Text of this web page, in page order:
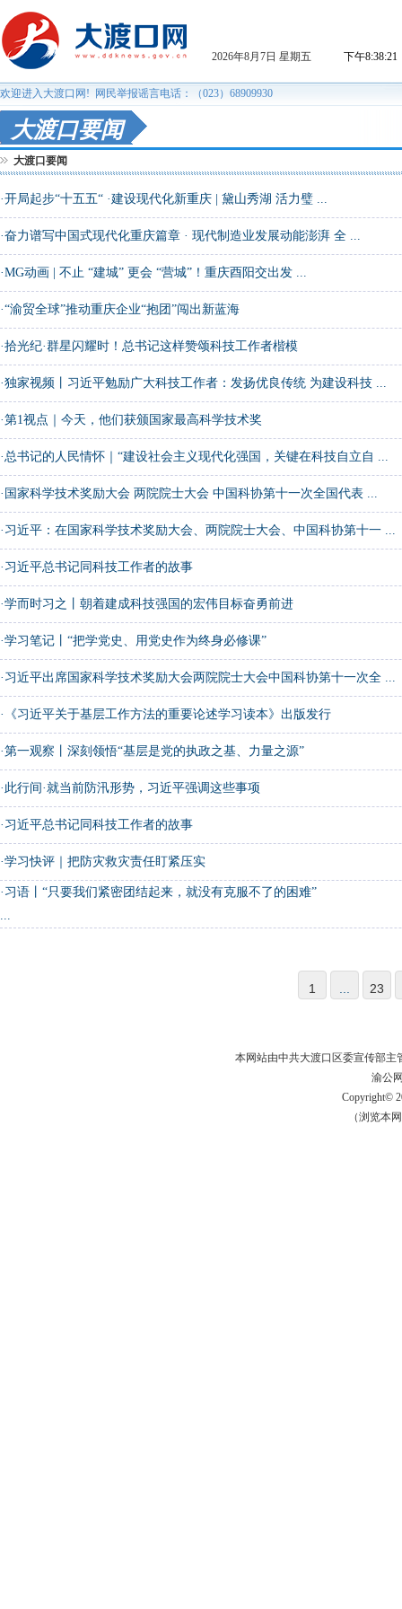
大渡口要闻
大渡口要闻
·开局起步“十五五“ ·建设现代化新重庆 | 黛山秀湖 活力璧 ...
·奋力谱写中国式现代化重庆篇章 · 现代制造业发展动能澎湃 全 ...
·MG动画 | 不止 “建城” 更会 “营城”！重庆酉阳交出发 ...
·“渝贸全球”推动重庆企业“抱团”闯出新蓝海
·拾光纪·群星闪耀时！总书记这样赞颂科技工作者楷模
·独家视频丨习近平勉励广大科技工作者：发扬优良传统 为建设科技 ...
·第1视点｜今天，他们获颁国家最高科学技术奖
·总书记的人民情怀｜“建设社会主义现代化强国，关键在科技自立自 ...
· 国家科学技术奖励大会 两院院士大会 中国科协第十一次全国代表 ...
· 习近平：在国家科学技术奖励大会、两院院士大会、中国科协第十一 ...
· 习近平总书记同科技工作者的故事
·学而时习之丨朝着建成科技强国的宏伟目标奋勇前进
·学习笔记丨“把学党史、用党史作为终身必修课”
· 习近平出席国家科学技术奖励大会两院院士大会中国科协第十一次全 ...
· 《习近平关于基层工作方法的重要论述学习读本》出版发行
·第一观察丨深刻领悟“基层是党的执政之基、力量之源”
· 此行间·就当前防汛形势，习近平强调这些事项
· 习近平总书记同科技工作者的故事
·学习快评｜把防灾救灾责任盯紧压实
· 习语丨“只要我们紧密团结起来，就没有克服不了的困难”
...
1 23